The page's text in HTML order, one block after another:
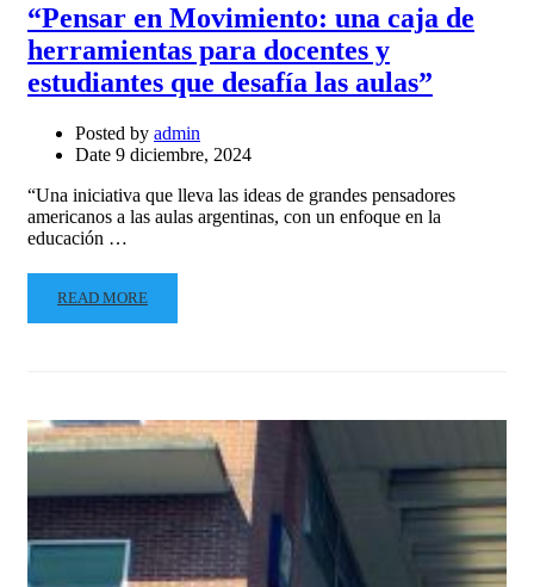
“Pensar en Movimiento: una caja de
herramientas para docentes y
estudiantes que desafía las aulas”
Posted by admin
Date 9 diciembre, 2024
“Una iniciativa que lleva las ideas de grandes pensadores
americanos a las aulas argentinas, con un enfoque en la
educación …
READ MORE